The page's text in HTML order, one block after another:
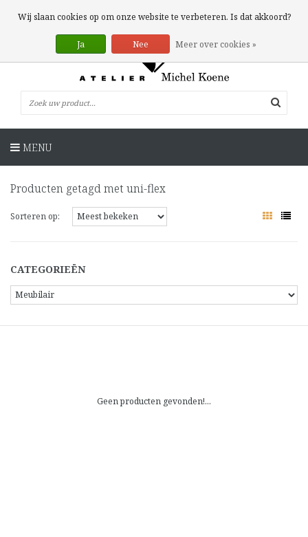
0 Artikelen
MENU
Producten getagd met uni-flex
Sorteren op:
CATEGORIEËN
Geen producten gevonden!...
Wij slaan cookies op om onze website te verbeteren. Is dat akkoord?
Ja Nee Meer over cookies »